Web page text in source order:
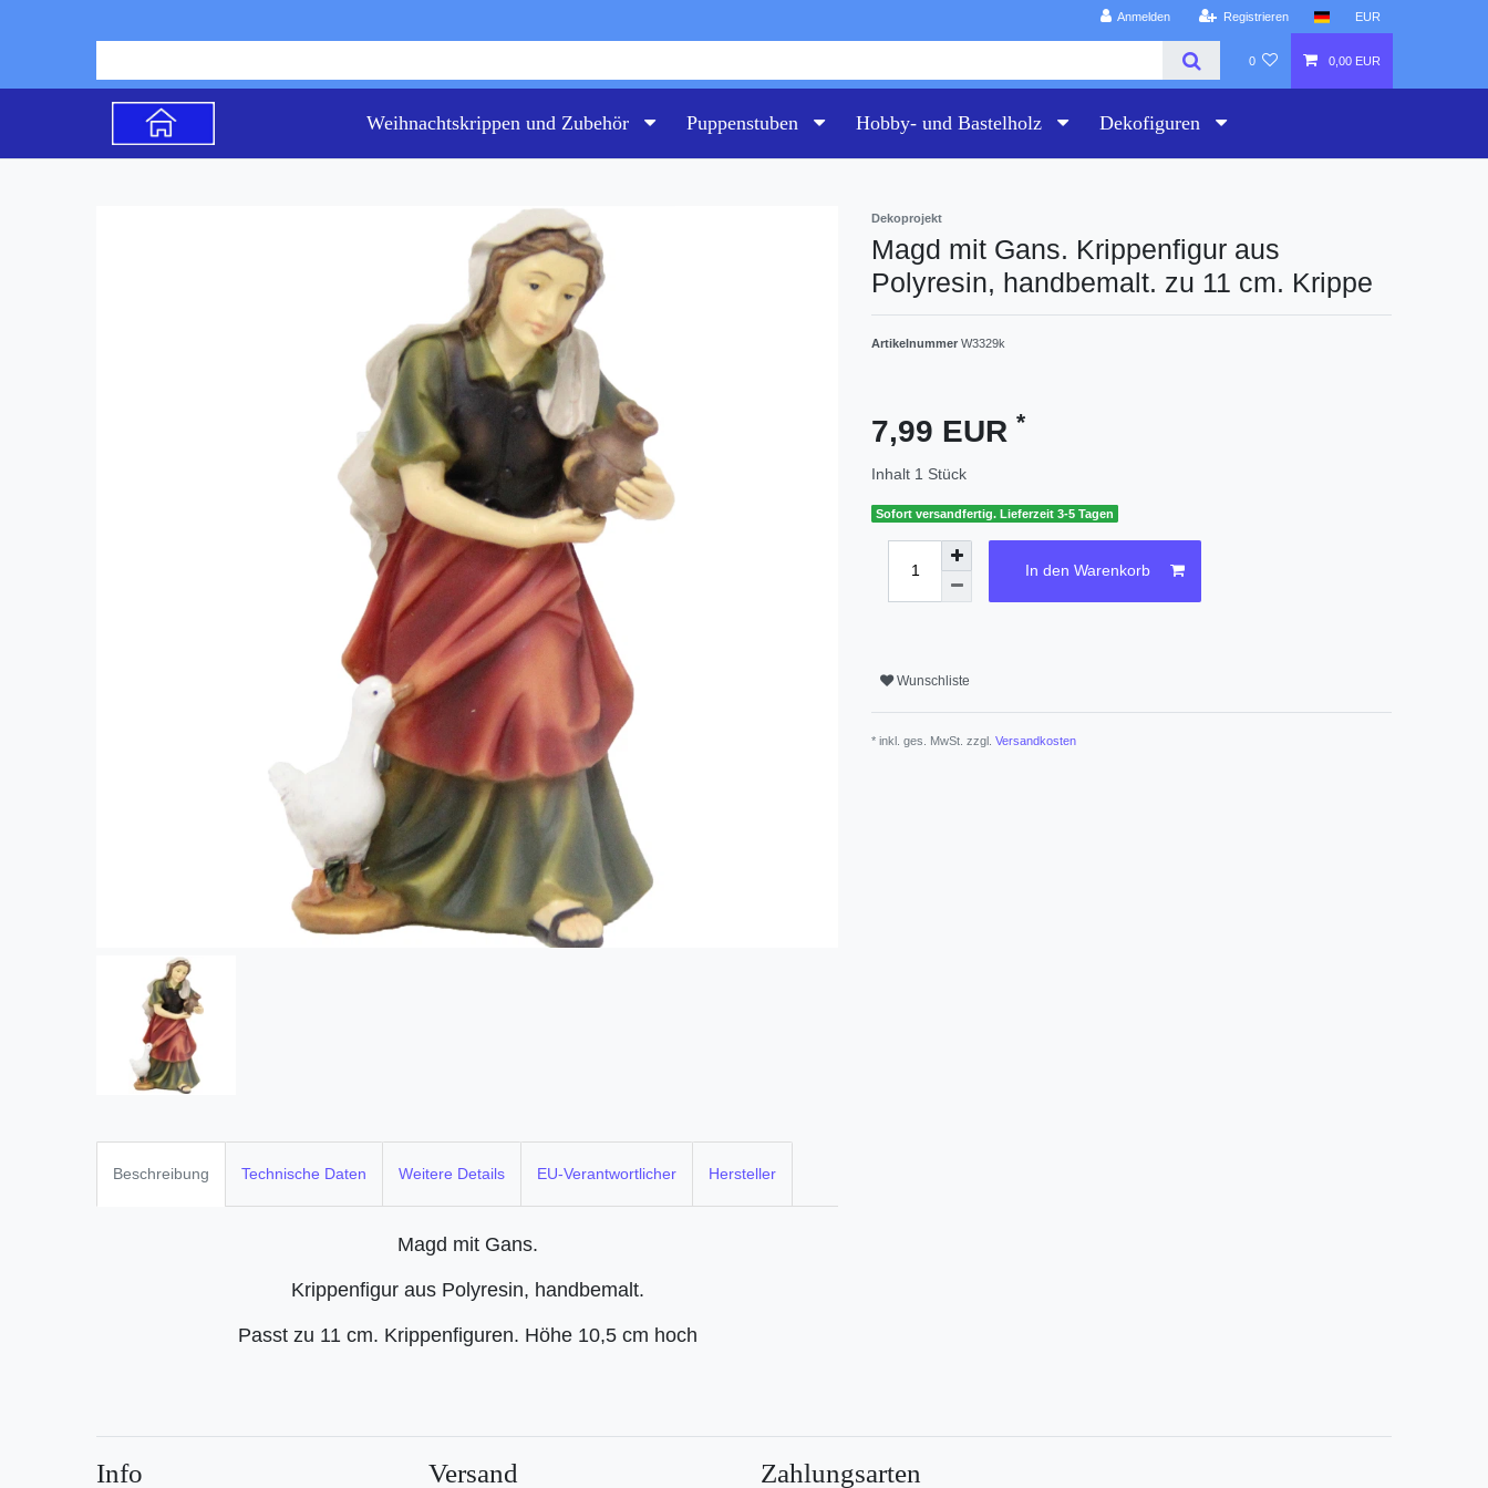
Anmelden Registrieren EUR
0 0,00 EUR
Weihnachtskrippen und Zubehör Puppenstuben Hobby- und Bastelholz Dekofiguren
Dekoprojekt
Magd mit Gans. Krippenfigur aus
Polyresin, handbemalt. zu 11 cm. Krippe
Artikelnummer W3329k
7,99 EUR *
Inhalt 1 Stück
Sofort versandfertig. Lieferzeit 3-5 Tagen
In den Warenkorb
Wunschliste
* inkl. ges. MwSt. zzgl. Versandkosten
Beschreibung Technische Daten Weitere Details EU-Verantwortlicher Hersteller
Magd mit Gans.
Krippenfigur aus Polyresin, handbemalt.
Passt zu 11 cm. Krippenfiguren. Höhe 10,5 cm hoch
Info Versand Zahlungsarten